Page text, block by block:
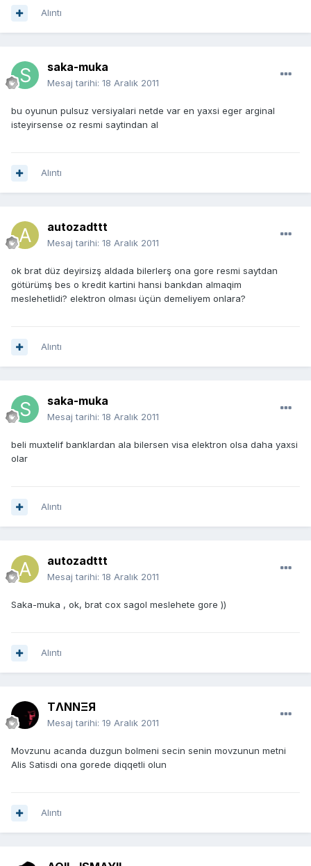
Alıntı
saka-muka
Mesaj tarihi: 18 Aralık 2011
bu oyunun pulsuz versiyalari netde var en yaxsi eger arginal
isteyirsense oz resmi saytindan al
Alıntı
autozadttt
Mesaj tarihi: 18 Aralık 2011
ok brat düz deyirsizş aldada bilerlerş ona gore resmi saytdan
götürümş bes o kredit kartini hansi bankdan almaqim
meslehetlidi? elektron olması üçün demeliyem onlara?
Alıntı
saka-muka
Mesaj tarihi: 18 Aralık 2011
beli muxtelif banklardan ala bilersen visa elektron olsa daha yaxsi
olar
Alıntı
autozadttt
Mesaj tarihi: 18 Aralık 2011
Saka-muka , ok, brat cox sagol meslehete gore ))
Alıntı
TΛNNΞЯ
Mesaj tarihi: 19 Aralık 2011
Movzunu acanda duzgun bolmeni secin senin movzunun metni
Alis Satisdi ona gorede diqqetli olun
Alıntı